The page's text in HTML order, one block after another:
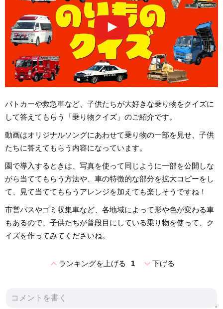
パトカーや救急車など、子供たちが大好きな乗り物をクイズに
して答えてもらう「乗り物クイズ」のご紹介です。
動画はオリジナルソングにあわせて乗り物の一部を見せ、子供
たちに答えてもらう内容になっています。
園で導入するときは、写真を使って同じように一部を公開しな
がら当ててもらう方法や、車の特徴的な部分を拡大コピーをし
て、見て当ててもらうアレンジを加えても楽しそうですね！
市営バスやゴミ収集車など、各地域によって形や色が変わる車
もあるので、子供たちが普段目にしている乗り物を使って、ク
イズを作ってみてくださいね。
expand_lessランキングを上げる 1 expand_more下げる